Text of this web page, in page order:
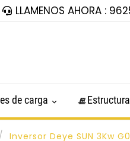
LLAMENOS AHORA :
de carga
Inversor Deye SUN 3Kw